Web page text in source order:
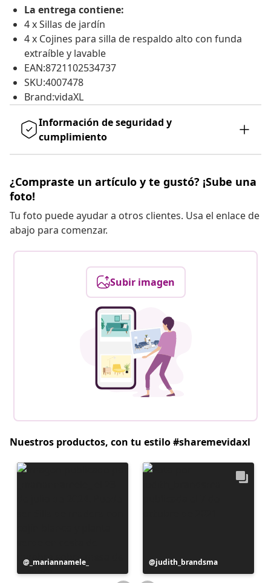
La entrega contiene:
4 x Sillas de jardín
4 x Cojines para silla de respaldo alto con funda
extraíble y lavable
EAN:8721102534737
SKU:4007478
Brand:vidaXL
Información de seguridad y
cumplimiento
¿Compraste un artículo y te gustó? ¡Sube una
foto!
Tu foto puede ayudar a otros clientes. Usa el enlace de
abajo para comenzar.
Subir imagen
Nuestros productos, con tu estilo #sharemevidaxl
Publicación
realizada
_mariannamele_
Publicación
realizada
judith_brandsma